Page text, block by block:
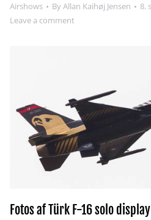
Airshows ByAllan Kaihøj Jensen
8.
Leave a comment
Fotos af Türk F-16 solo